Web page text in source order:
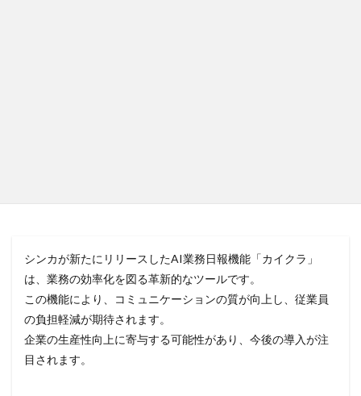
シンカが新たにリリースしたAI業務日報機能「カイクラ」
は、業務の効率化を図る革新的なツールです。
この機能により、コミュニケーションの質が向上し、従業員
の負担軽減が期待されます。
企業の生産性向上に寄与する可能性があり、今後の導入が注
目されます。